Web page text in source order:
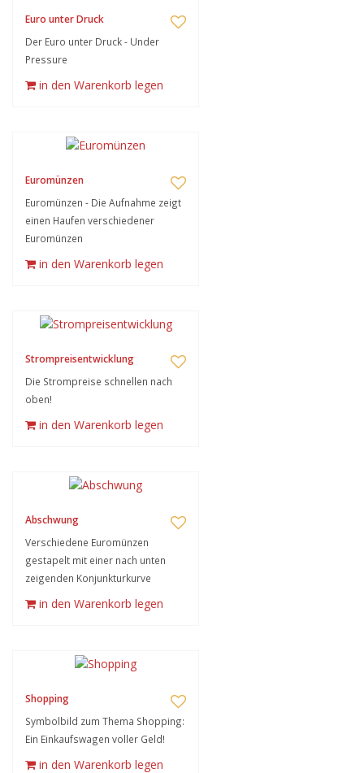
Euro unter Druck
Der Euro unter Druck - Under
Pressure
in den Warenkorb legen
Euromünzen
Euromünzen - Die Aufnahme zeigt
einen Haufen verschiedener
Euromünzen
in den Warenkorb legen
Strompreisentwicklung
Die Strompreise schnellen nach
oben!
in den Warenkorb legen
Abschwung
Verschiedene Euromünzen
gestapelt mit einer nach unten
zeigenden Konjunkturkurve
in den Warenkorb legen
Shopping
Symbolbild zum Thema Shopping:
Ein Einkaufswagen voller Geld!
in den Warenkorb legen